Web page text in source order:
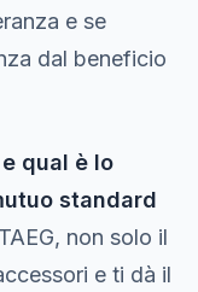
e se
dal beneficio
qual è lo
standard
non solo il
e ti dà il